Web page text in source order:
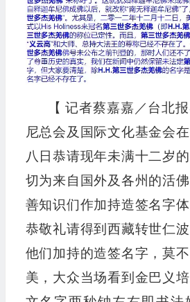
【 记者蔡嘉嘉／台北
尼总会及国际文化基金会
八日恭请现年未满十二岁
切为来自国外及各州的活佛
善知识们作加持造签名字
恭敬礼请得到西藏转世仁
他们加持的造签名字，莫
美，大众当场看到金巴义